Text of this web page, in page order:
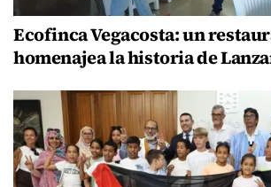
Ecofinca Vegacosta: un
homenajea la historia de